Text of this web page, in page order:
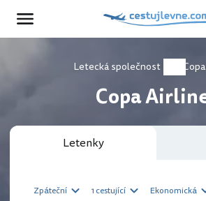
Letecká společnost
Copa
Letenky
Zpáteční 1 cestující Ekonomická